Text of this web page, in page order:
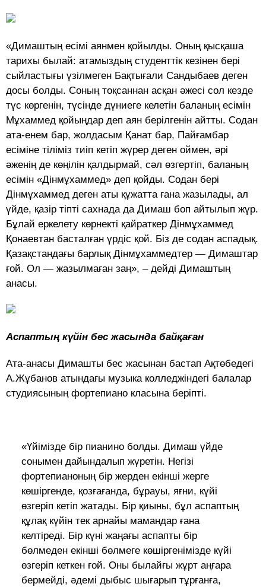
«Димаштың есімі аянмен қойылды. Оның қысқаша
тарихы былай: атамыздың студенттік кезінен бері
сыйластығы үзілмеген Бақтығали Сандыбаев деген
досы болды. Соның тоқсаннан асқан әжесі сол кезде
түс көргенін, түсінде дүниеге келетін баланың есімін
Мұхаммед қойыңдар деп аян берілгенін айтты. Содан
ата-енем бар, жолдасым Қанат бар, Пайғамбар
есіміне тіліміз тиіп кетіп жүрер деген оймен, әрі
әженің де көңілін қалдырмай, сәл өзгертіп, баланың
есімін «Дінмұхаммед» деп қойды. Содан бері
Дінмұхаммед деген аты құжатта ғана жазылады, ал
үйде, қазір тіпті сахнада да Димаш боп айтылып жүр.
Бұлай еркелету көрнекті қайраткер Дінмұхаммед
Қонаевтан басталған үрдіс қой. Біз де содан аспадық.
Қазақстандағы барлық Дінмұхаммедтер — Димаштар
ғой. Ол — жазылмаған заң», – дейді Димаштың
анасы.
Аспаптың күйін бес жасында байқаған
Ата-анасы Димашты бес жасынан бастап Ақтөбедегі
А.Жұбанов атындағы музыка колледжіндегі балалар
студиясының фортепиано класына беріпті.
«Үйімізде бір пианино болды. Димаш үйде
сонымен дайындалып жүретін. Негізі
фортепианоның бір жерден екінші жерге
көшіргенде, қозғағанда, бұрауы, яғни, күйі
өзгеріп кетіп жатады. Бір қиыны, бұл аспаптың
құлақ күйін тек арнайы мамандар ғана
келтіреді. Бір күні жаңағы аспапты бір
бөлмеден екінші бөлмеге көшіргенімізде күйі
өзгеріп кеткен ғой. Оны былайғы жұрт аңғара
бермейді, әдемі дыбыс шығарып тұрғанға,